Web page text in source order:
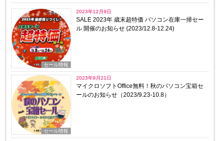
セール情報
2023年12月9日
SALE 2023年 歳末超特価 パソコン在庫一掃セー
ル 開催のお知らせ (2023/12.8-12.24)
セール情報
2023年9月21日
マイクロソフトOffice無料！秋のパソコン宝箱セ
ールのお知らせ（2023/9.23-10.8）